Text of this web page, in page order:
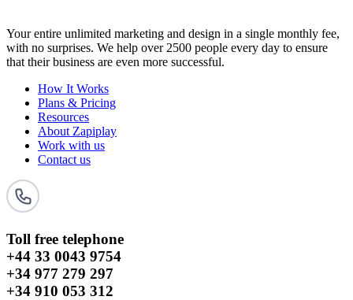
Your entire unlimited marketing and design in a single monthly fee,
with no surprises. We help over 2500 people every day to ensure
that their business are even more successful.
How It Works
Plans & Pricing
Resources
About Zapiplay
Work with us
Contact us
Toll free telephone
+44 33 0043 9754
+34 977 279 297
+34 910 053 312